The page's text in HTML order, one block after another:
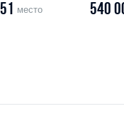
51 место 540